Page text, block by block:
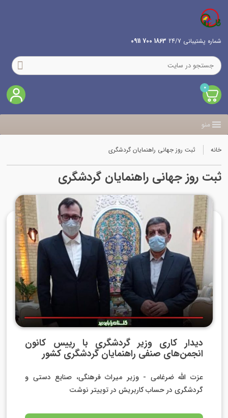
شماره پشتیبانی 24/7 1863 700 0911
0
منو
خانه ثبت روز جهانی راهنمایان گردشگری
ثبت روز جهانی راهنمایان گردشگری
دیدار کاری وزیر گردشگری با رییس کانون
انجمن‌های صنفی راهنمایان گردشگری کشور
عزت الله ضرغامی - وزیر میراث فرهنگی، صنایع دستی و
گردشگری در حساب کاربریش در توییتر نوشت